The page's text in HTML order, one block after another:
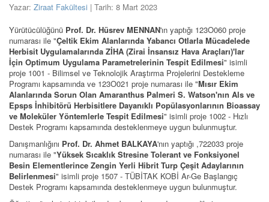
Yazar: Ziraat Fakültesi | Tarih: 8 Mart 2023
Yürütücülüğünü Prof. Dr. Hüsrev MENNAN'ın yaptığı 123O060 proje
numarası ile "Çeltik Ekim Alanlarında Yabancı Otlarla Mücadelede
Herbisit Uygulamalarında ZİHA (Zirai İnsansız Hava Araçları)'lar
İçin Optimum Uygulama Parametrelerinin Tespit Edilmesi" isimli
proje 1001 - Bilimsel ve Teknolojik Araştırma Projelerini Destekleme
Programı kapsamında ve 123O021 proje numarası ile "Mısır Ekim
Alanlarında Sorun Olan Amaranthus Palmeri S. Watson'nın Als ve
Epsps İnhibitörü Herbisitlere Dayanıklı Popülasyonlarının Bioassay
ve Moleküler Yöntemlerle Tespit Edilmesi" isimli proje 1002 - Hızlı
Destek Programı kapsamında desteklenmeye uygun bulunmuştur.
Danışmanlığını Prof. Dr. Ahmet BALKAYA'nın yaptığı ,722033 proje
numarası ile "Yüksek Sıcaklık Stresine Tolerant ve Fonksiyonel
Besin Elementlerince Zengin Yerli Hibrit Turp Çeşit Adaylarının
Belirlenmesi" isimli proje 1507 - TÜBİTAK KOBİ Ar-Ge Başlangıç
Destek Programı kapsamında desteklenmeye uygun bulunmuştur.